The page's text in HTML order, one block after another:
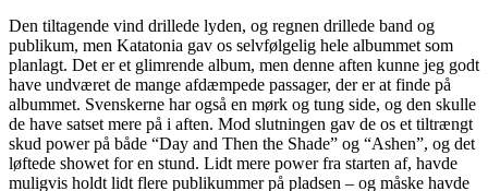
Den tiltagende vind drillede lyden, og regnen drillede band og
publikum, men Katatonia gav os selvfølgelig hele albummet som
planlagt. Det er et glimrende album, men denne aften kunne jeg godt
have undværet de mange afdæmpede passager, der er at finde på
albummet. Svenskerne har også en mørk og tung side, og den skulle
de have satset mere på i aften. Mod slutningen gav de os et tiltrængt
skud power på både “Day and Then the Shade” og “Ashen”, og det
løftede showet for en stund. Lidt mere power fra starten af, havde
muligvis holdt lidt flere publikummer på pladsen – og måske havde